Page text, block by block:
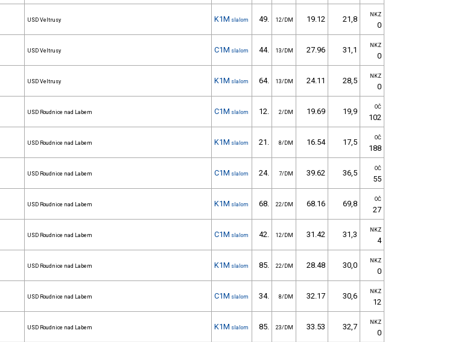
USD Veltrusy K1M slalom 49. 12/DM 19.12 21,8 NKZ
0
USD Veltrusy C1M slalom 44. 13/DM 27.96 31,1 NKZ
0
USD Veltrusy K1M slalom 64. 13/DM 24.11 28,5 NKZ
0
USD Roudnice nad Labem C1M slalom 12. 2/DM 19.69 19,9 OČ
102
USD Roudnice nad Labem K1M slalom 21. 8/DM 16.54 17,5 OČ
188
USD Roudnice nad Labem C1M slalom 24. 7/DM 39.62 36,5 OČ
55
USD Roudnice nad Labem K1M slalom 68. 22/DM 68.16 69,8 OČ
27
USD Roudnice nad Labem C1M slalom 42. 12/DM 31.42 31,3 NKZ
4
USD Roudnice nad Labem K1M slalom 85. 22/DM 28.48 30,0 NKZ
0
USD Roudnice nad Labem C1M slalom 34. 8/DM 32.17 30,6 NKZ
12
USD Roudnice nad Labem K1M slalom 85. 23/DM 33.53 32,7 NKZ
0